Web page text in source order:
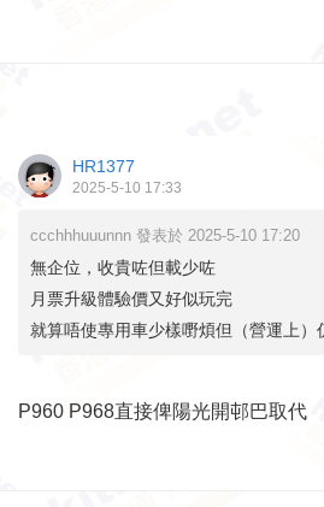
HR1377
2025-5-10 17:33
ccchhhuuunnn 發表於 2025-5-10 17:20
無企位，收貴咗但載少咗
月票升級體驗價又好似玩完
就算唔使專用車少樣嘢煩但（營運上）
P960 P968直接俾陽光開邨巴取代